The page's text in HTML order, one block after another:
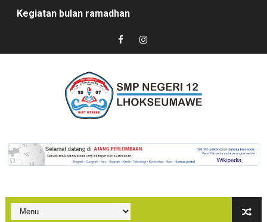
Kegiatan bulan ramadhan
Sertijab Kepsek SMPN 12 Lhokseumawe
Marhaban Ya Ramadhan
PUASA BISA JADI OBAT?
In House Training (IHT) SMPN 12 Lhokseumawe
Bazaar di SMKN 2 Lhokseumawe